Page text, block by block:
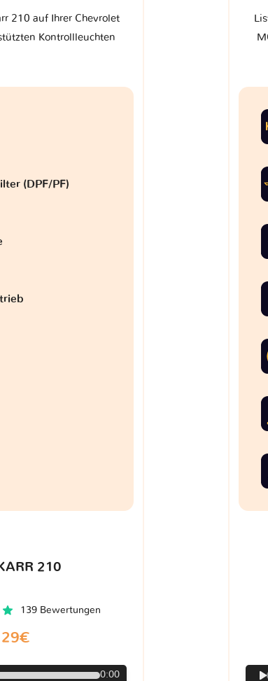
210 auf Ihrer Chevrolet
Kontrollleuchten
(DPF/PF)
210
139 Bewertungen
0:00